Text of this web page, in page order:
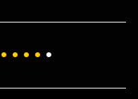
• • • • •